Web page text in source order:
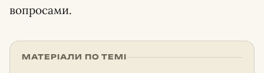
вопросами.
МАТЕРІАЛИ ПО ТЕМІ